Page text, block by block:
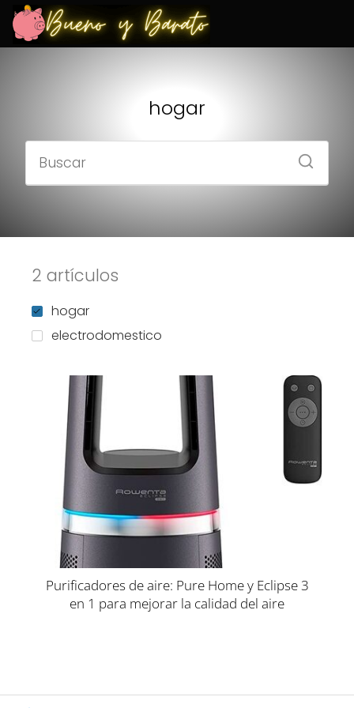
hogar
2 artículos
hogar
electrodomestico
Purificadores de aire: Pure Home y Eclipse 3
en 1 para mejorar la calidad del aire